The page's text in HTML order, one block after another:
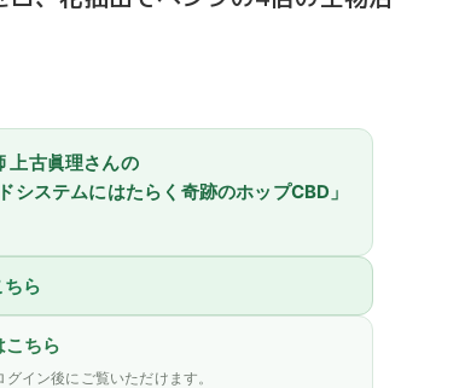
上古眞理さんの
システムにはたらく奇跡のホップCBD」
ら
ちら
イン後にご覧いただけます。